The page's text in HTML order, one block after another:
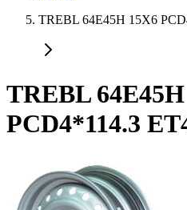
TREBL 64E45H 15X6
TREBL
PCD4*114.3